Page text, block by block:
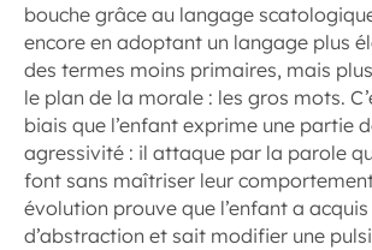
bouche grâce au langage
encore en adoptant un langage plus
des termes moins primaires, mais
le plan de la morale : les gros mots.
biais que l’enfant exprime une partie
agressivité : il attaque par la parole
font sans maîtriser leur
évolution prouve que l’enfant a
d’abstraction et sait modifier une